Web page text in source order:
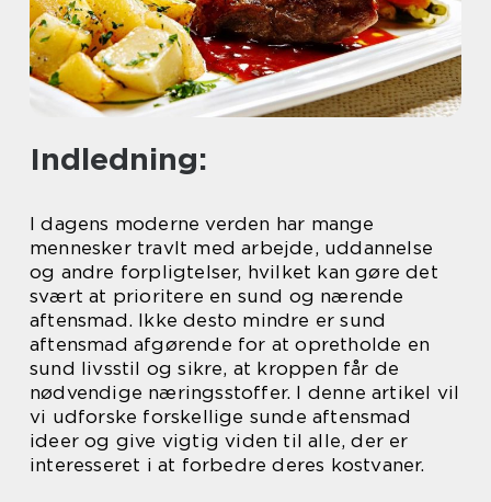
Indledning:
I dagens moderne verden har mange
mennesker travlt med arbejde, uddannelse
og andre forpligtelser, hvilket kan gøre det
svært at prioritere en sund og nærende
aftensmad. Ikke desto mindre er sund
aftensmad afgørende for at opretholde en
sund livsstil og sikre, at kroppen får de
nødvendige næringsstoffer. I denne artikel vil
vi udforske forskellige sunde aftensmad
ideer og give vigtig viden til alle, der er
interesseret i at forbedre deres kostvaner.